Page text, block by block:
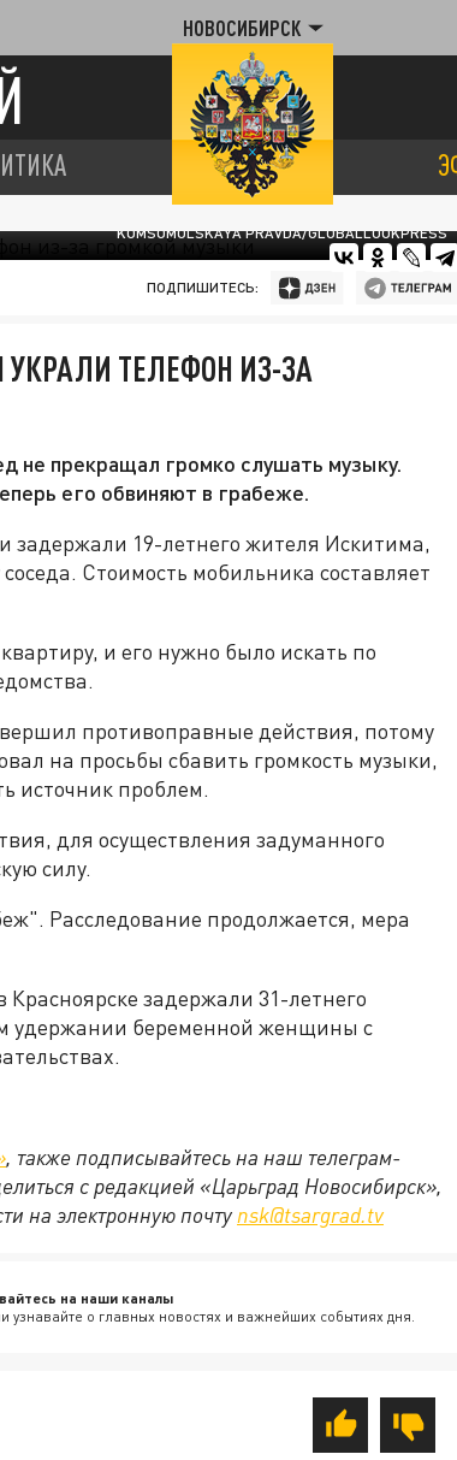
НОВОСИБИРСК
KOMSOMOLSKAYA PRAVDA/GLOBALLOOKPRESS
ПОДПИШИТЕСЬ:
ТЕЛЕФОН ИЗ-ЗА
не прекращал громко слушать музыку.
его обвиняют в грабеже.
задержали 19-летнего жителя Искитима,
Стоимость мобильника составляет
и его нужно было искать по
противоправные действия, потому
на просьбы сбавить громкость музыки,
источник проблем.
для осуществления задуманного
силу.
Расследование продолжается, мера
Красноярске задержали 31-летнего
удержании беременной женщины с
, также подписывайтесь на наш телеграм-
с редакцией «Царьград Новосибирск»,
на электронную почту nsk@tsargrad.tv
на наши каналы
узнавайте о главных новостях и важнейших событиях дня.